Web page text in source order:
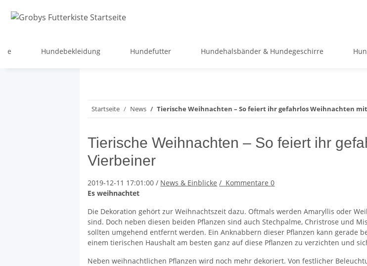
Hundebekleidung Hundefutter Hundehalsbänder & Hundegeschirre
Startseite News Tierische Weihnachten – So feiert ihr gefahrlos Weihnachten
Tierische Weihnachten – So feiert ihr
Vierbeiner
2019-12-11 17:01:00 / News & Einblicke / Kommentare0
Es weihnachtet
Die Dekoration gehört zur Weihnachtszeit dazu. Oftmals werden Amaryllis oder
sind. Doch neben diesen beiden Pflanzen sind auch Stechpalme, Christrose und
sollten umgehend entfernt werden. Ein Anknabbern dieser Pflanzen kann gerade
einem tierischen Haushalt am besten ganz auf diese Pflanzen zu verzichten und
Neben weihnachtlichen Pflanzen wird noch mehr dekoriert. Von festlicher